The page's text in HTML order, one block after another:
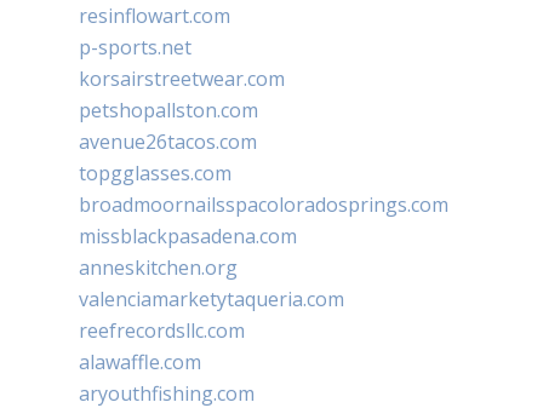
resinflowart.com
p-sports.net
korsairstreetwear.com
petshopallston.com
avenue26tacos.com
topgglasses.com
broadmoornailsspacoloradosprings.com
missblackpasadena.com
anneskitchen.org
valenciamarketytaqueria.com
reefrecordsllc.com
alawaffle.com
aryouthfishing.com